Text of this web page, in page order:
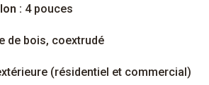
: 4 pouces
de bois, coextrudé
(résidentiel et commercial)